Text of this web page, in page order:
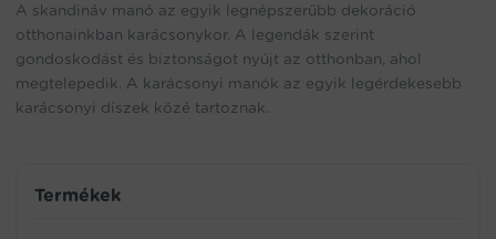
A skandináv manó az egyik legnépszerűbb dekoráció
otthonainkban karácsonykor. A legendák szerint
gondoskodást és biztonságot nyújt az otthonban, ahol
megtelepedik. A karácsonyi manók az egyik legérdekesebb
karácsonyi díszek közé tartoznak.
Termékek